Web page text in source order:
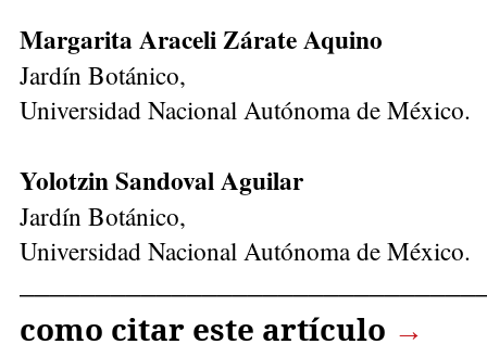
Margarita Araceli Zárate Aquino
Jardín Botánico,
Universidad Nacional Autónoma de México.
Yolotzin Sandoval Aguilar
Jardín Botánico,
Universidad Nacional Autónoma de México.
como citar este artículo →